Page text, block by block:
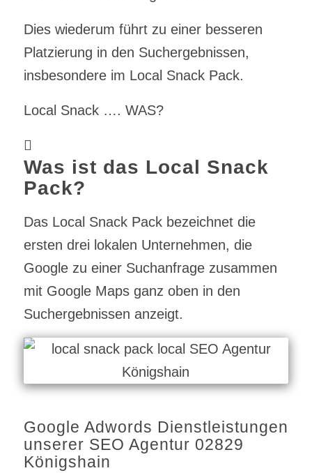
Dies wiederum führt zu einer besseren
Platzierung in den Suchergebnissen,
insbesondere im Local Snack Pack.
Local Snack …. WAS?
Was ist das Local Snack
Pack?
Das Local Snack Pack bezeichnet die
ersten drei lokalen Unternehmen, die
Google zu einer Suchanfrage zusammen
mit Google Maps ganz oben in den
Suchergebnissen anzeigt.
Google Adwords Dienstleistungen
unserer SEO Agentur 02829
Königshain